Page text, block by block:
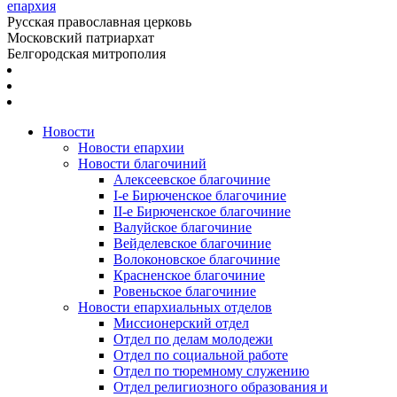
епархия
Русская православная церковь
Московский патриархат
Белгородская митрополия
Новости
Новости епархии
Новости благочиний
Алексеевское благочиние
I-е Бирюченское благочиние
II-е Бирюченское благочиние
Валуйское благочиние
Вейделевское благочиние
Волоконовское благочиние
Красненское благочиние
Ровеньское благочиние
Новости епархиальных отделов
Миссионерский отдел
Отдел по делам молодежи
Отдел по социальной работе
Отдел по тюремному служению
Отдел религиозного образования и